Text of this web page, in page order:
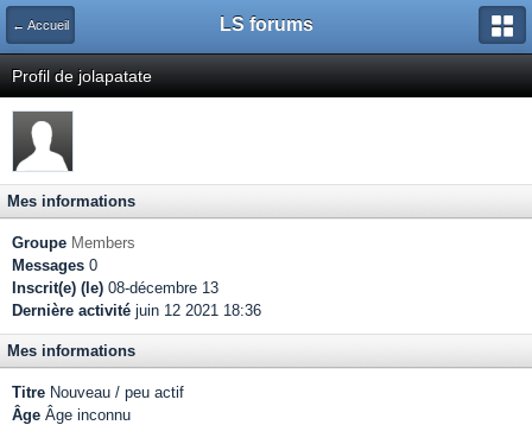
← Accueil LS forums
Profil de jolapatate
Mes informations
Groupe Members
Messages 0
Inscrit(e) (le) 08-décembre 13
Dernière activité juin 12 2021 18:36
Mes informations
Titre Nouveau / peu actif
Âge Âge inconnu